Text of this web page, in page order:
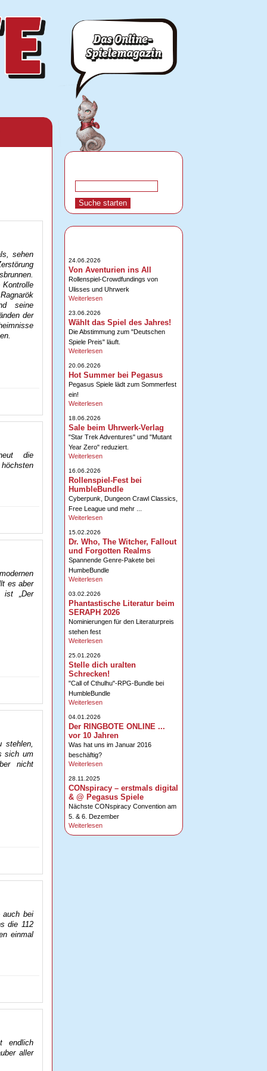
sehen
Kontrolle
seine
der
die
es aber
ist „Der
sich um
nicht
auch bei
die 112
einmal
endlich
aller
24.06.2026
Von Aventurien ins All
Rollenspiel-Crowdfundings von
Ulisses und Uhrwerk
Weiterlesen
23.06.2026
Wählt das Spiel des Jahres!
Die Abstimmung zum "Deutschen
Spiele Preis" läuft.
Weiterlesen
20.06.2026
Hot Summer bei Pegasus
Pegasus Spiele lädt zum Sommerfest
ein!
Weiterlesen
18.06.2026
Sale beim Uhrwerk-Verlag
"Star Trek Adventures" und "Mutant
Year Zero" reduziert.
Weiterlesen
16.06.2026
Rollenspiel-Fest bei
HumbleBundle
Cyberpunk, Dungeon Crawl Classics,
Free League und mehr ...
Weiterlesen
15.02.2026
Dr. Who, The Witcher, Fallout
und Forgotten Realms
Spannende Genre-Pakete bei
HumbeBundle
Weiterlesen
03.02.2026
Phantastische Literatur beim
SERAPH 2026
Nominierungen für den Literaturpreis
stehen fest
Weiterlesen
25.01.2026
Stelle dich uralten
Schrecken!
"Call of Cthulhu"-RPG-Bundle bei
HumbleBundle
Weiterlesen
04.01.2026
Der RINGBOTE ONLINE ...
vor 10 Jahren
Was hat uns im Januar 2016
beschäftig?
Weiterlesen
28.11.2025
CONspiracy – erstmals digital
& @ Pegasus Spiele
Nächste CONspiracy Convention am
5. & 6. Dezember
Weiterlesen